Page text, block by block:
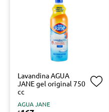
Lavandina AGUA
JANE gel original 750
cc
AGUA JANE